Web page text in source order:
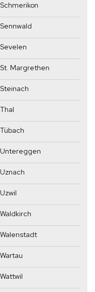
Margrethen
Untereggen